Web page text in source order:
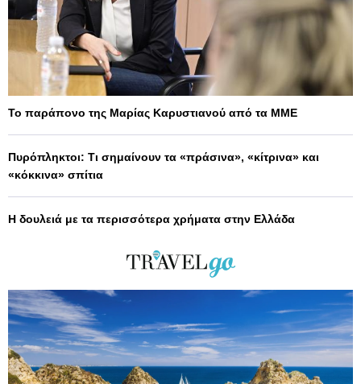
Το παράπονο της Μαρίας Καρυστιανού από τα ΜΜΕ
Πυρόπληκτοι: Τι σημαίνουν τα «πράσινα», «κίτρινα» και
«κόκκινα» σπίτια
Η δουλειά με τα περισσότερα χρήματα στην Ελλάδα